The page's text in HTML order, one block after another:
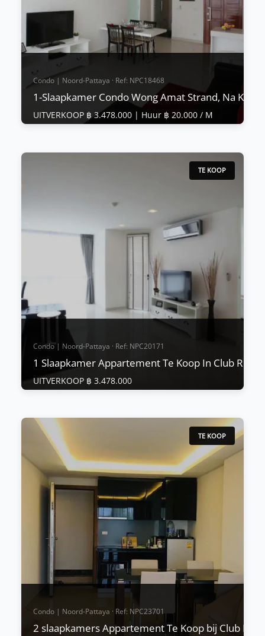
Bekijk Meer
Condo | Noord-Pattaya · Ref: NPC18468
1-Slaapkamer Condo Wong Amat Strand, Na Kluea
UITVERKOOP ฿ 3.478.000 | Huur ฿ 20.000 / M
1-Slaapkamer Condo Wong Amat Strand, Na
Huur ฿ 20.000 / M
Verminder van 3.99.000MB naar 3.478.000MB Prijs
verlaagd voor een SNELLE VERKOOP,
eigenaarfinanciering beschikbaar, details op
aanvraag. Club Royal is een luxe condominium
gelegen in het beste gebied van Pattaya lan
Bekijk Meer
TE KOOP
Condo | Noord-Pattaya · Ref: NPC20171
1 Slaapkamer Appartement Te Koop In Club Royal
UITVERKOOP ฿ 3.478.000
1 Slaapkamer Appartement Te Koop In Club
Royal
UITVERKOOP ฿ 3.478.000
"Prijs verlaagd voor een SNELLE VERKOOP,
eigenaarfinanciering beschikbaar, details op
aanvraag." Club Royal Zeer mooie 1 slaapkamer
net beschikbaar in dit gloednieuwe project!
Volledig gemeubileerd naar een hoge standaard
met inbouwkasten en met
Bekijk Meer
TE KOOP
Condo | Noord-Pattaya · Ref: NPC23701
2 slaapkamers Appartement Te Koop bij Club